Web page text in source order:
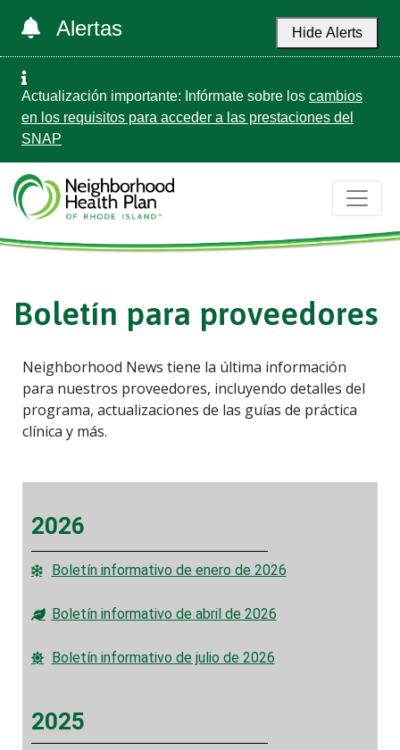
Alertas Hide Alerts
Actualización importante: Infórmate sobre los cambios
en los requisitos para acceder a las prestaciones del
SNAP
Boletín para proveedores
Neighborhood News tiene la última información
para nuestros proveedores, incluyendo detalles del
programa, actualizaciones de las guías de práctica
clínica y más.
2026
Boletín informativo de enero de 2026
Boletín informativo de abril de 2026
Boletín informativo de julio de 2026
2025